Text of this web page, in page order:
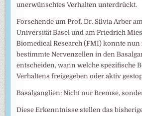
unerwünschtes Verhalten unterdrückt.
Forschende um Prof. Dr. Silvia Arber
Universität Basel und am Friedrich
Biomedical Research (FMI) konnte nun
bestimmte Nervenzellen in den
entscheiden, wann welche spezifische
Verhaltens freigegeben oder aktiv
Basalganglien: Nicht nur Bremse,
Diese Erkenntnisse stellen das